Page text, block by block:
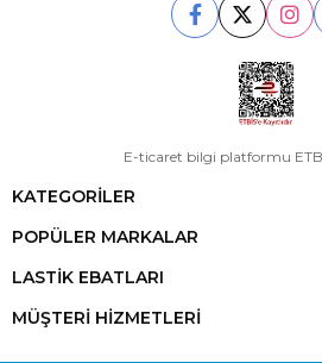
E-ticaret bilgi platformu
KATEGORİLER
POPÜLER MARKALAR
LASTİK EBATLARI
MÜŞTERİ HİZMETLERİ